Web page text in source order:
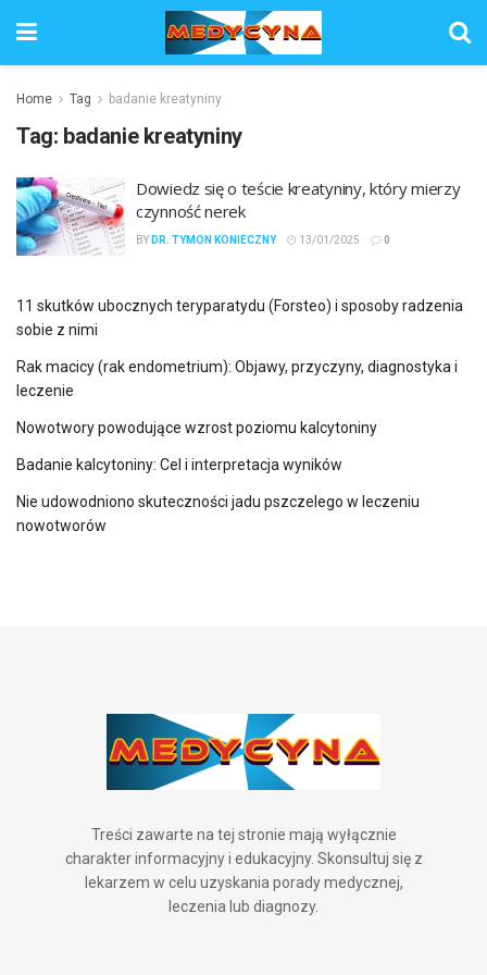
Home Tag badanie kreatyniny
Tag: badanie kreatyniny
Dowiedz się o teście kreatyniny, który mierzy
czynność nerek
BY DR. TYMON KONIECZNY 13/01/2025 0
11 skutków ubocznych teryparatydu (Forsteo) i sposoby radzenia
sobie z nimi
Rak macicy (rak endometrium): Objawy, przyczyny, diagnostyka i
leczenie
Nowotwory powodujące wzrost poziomu kalcytoniny
Badanie kalcytoniny: Cel i interpretacja wyników
Nie udowodniono skuteczności jadu pszczelego w leczeniu
nowotworów
Treści zawarte na tej stronie mają wyłącznie
charakter informacyjny i edukacyjny. Skonsultuj się z
lekarzem w celu uzyskania porady medycznej,
leczenia lub diagnozy.